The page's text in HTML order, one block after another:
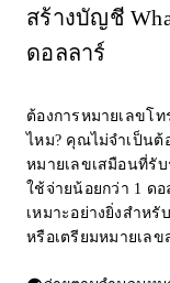
สร้างบัญชี
ดอลลาร์
ต้องการหมายเลขโ
ไหม? คุณไม่จำเป็นต้
หมายเลขเสมือนที่รั
ใช้จ่ายน้อยกว่า 1 ด
เหมาะอย่างยิ่งสำห
หรือเตรียมหมายเล